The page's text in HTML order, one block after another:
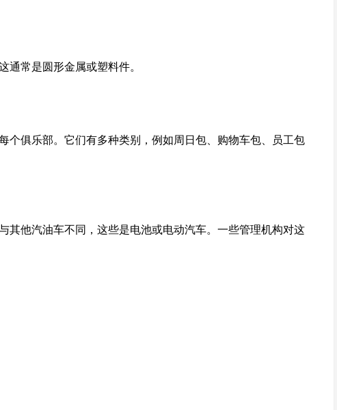
通常是圆形金属或塑料件。
个俱乐部。它们有多种类别，例如周日包、购物车包、员工包
其他汽油车不同，这些是电池或电动汽车。一些管理机构对这